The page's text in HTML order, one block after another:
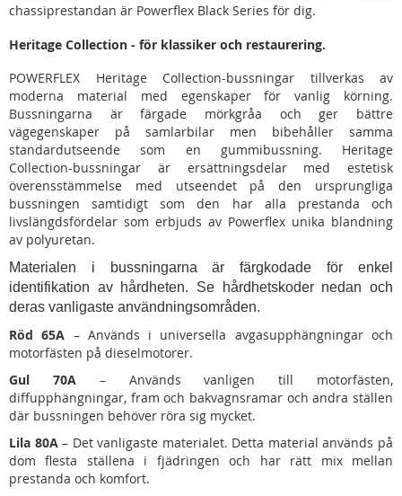
chassiprestandan är Powerflex Black Series för dig.
Heritage Collection - för klassiker och restaurering.
POWERFLEX Heritage Collection-bussningar tillverkas av
moderna material med egenskaper för vanlig körning.
Bussningarna är färgade mörkgråa och ger bättre
vägegenskaper på samlarbilar men bibehåller samma
standardutseende som en gummibussning. Heritage
Collection-bussningar är ersättningsdelar med estetisk
överensstämmelse med utseendet på den ursprungliga
bussningen samtidigt som den har alla prestanda och
livslängdsfördelar som erbjuds av Powerflex unika blandning
av polyuretan.
Materialen i bussningarna är färgkodade för enkel
identifikation av hårdheten. Se hårdhetskoder nedan och
deras vanligaste användningsområden.
Röd 65A – Används i universella avgasupphängningar och
motorfästen på dieselmotorer.
Gul 70A– Används vanligen till motorfästen,
diffupphängningar, fram och bakvagnsramar och andra ställen
där bussningen behöver röra sig mycket.
Lila 80A– Det vanligaste materialet. Detta material används på
dom flesta ställena i fjädringen och har rätt mix mellan
prestanda och komfort.